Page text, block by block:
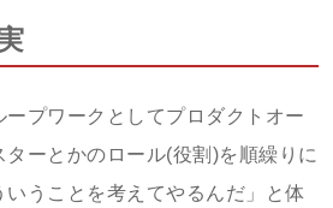
ープワークとしてプロダクトオー
ーとかのロール(役割)を順繰りに
うことを考えてやるんだ」と体